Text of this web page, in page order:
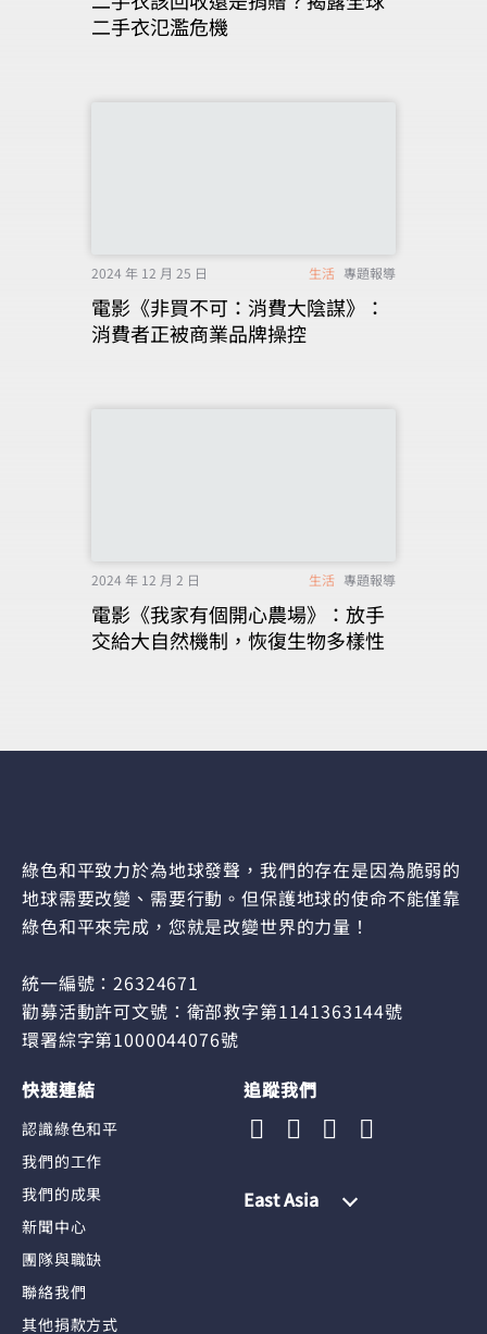
二手衣氾濫危機
2024 年 12 月 25 日 生活 專題報導
電影《非買不可：消費大陰謀》：
消費者正被商業品牌操控
2024 年 12 月 2 日 生活 專題報導
電影《我家有個開心農場》：放手
交給大自然機制，恢復生物多樣性
綠色和平致力於為地球發聲，我們的存在是因為脆弱的
地球需要改變、需要行動。但保護地球的使命不能僅靠
綠色和平來完成，您就是改變世界的力量！
統一編號：26324671
勸募活動許可文號：衛部救字第1141363144號
環署綜字第1000044076號
快速連結
認識綠色和平
我們的工作
我們的成果
新聞中心
團隊與職缺
聯絡我們
其他捐款方式
追蹤我們
East Asia